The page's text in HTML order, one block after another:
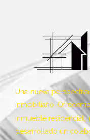
Una nueva
inmobiliario.
inmueble residencial,
desarrollado un